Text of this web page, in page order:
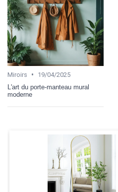
Miroirs •
19/04/2025
L'art du porte-manteau mural
moderne